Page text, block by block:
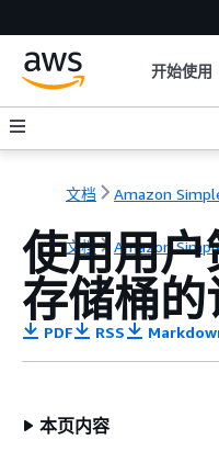
开始使用
文档 Amazon
文档 Amazon
使用用
存储桶的
PDF RSS
本页内容